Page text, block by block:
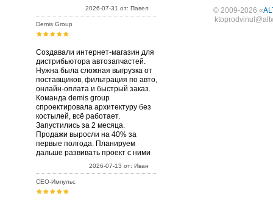
2026-07-31 от: Павел
Demis Group
Создавали интернет-магазин для
дистрибьютора автозапчастей.
Нужна была сложная выгрузка от
поставщиков, фильтрация по авто,
онлайн-оплата и быстрый заказ.
Команда demis group
спроектировала архитектуру без
костылей, всё работает.
Запустились за 2 месяца.
Продажи выросли на 40% за
первые полгода. Планируем
дальше развивать проект с ними
2026-07-13 от: Иван
СЕО-Импульс
© 2009-2026 «